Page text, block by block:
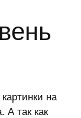
на
А так как